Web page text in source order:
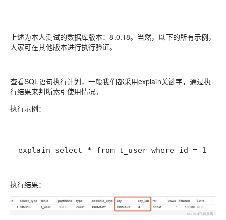
上述为本人测试的数据库版本：8.0.18。当然，以下的所有示例，
大家可在其他版本进行执行验证。
查看SQL语句执行计划，一般我们都采用explain关键字，通过执
行结果来判断索引使用情况。
执行示例：
explain select * from t_user where id = 1;
执行结果：